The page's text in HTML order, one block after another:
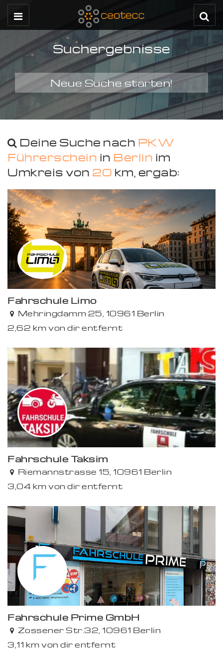
Suchergebnisse
Neue Suche starten!
Deine Suche nach PKW
Führerschein in Berlin im
Umkreis von 20 km, ergab:
Fahrschule Limo
Mehringdamm 25, 10961 Berlin
2,62 km von dir entfernt
Fahrschule Taksim
Riemannstrasse 15, 10961 Berlin
3,04 km von dir entfernt
Fahr­schule Prime GmbH
Zossener Str.32, 10961 Berlin
3,11 km von dir entfernt